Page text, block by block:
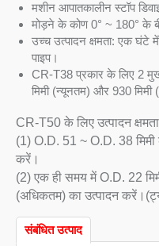
मशीन आपातकालीन स्टॉप
मोड़ने के कोण 0° ~ 180° के
उच्च उत्पादन क्षमता: एक घंटे
पाइप।
CR-T38 प्रकार के लिए 2
मिमी (न्यूनतम) और 930
CR-T50 के लिए उत्पादन
(1) O.D. 51 ~ O.D. 38 मिमी
करें।
(2) एक ही समय में O.D. 22
(अधिकतम) का उत्पादन
संबंधित उत्पाद